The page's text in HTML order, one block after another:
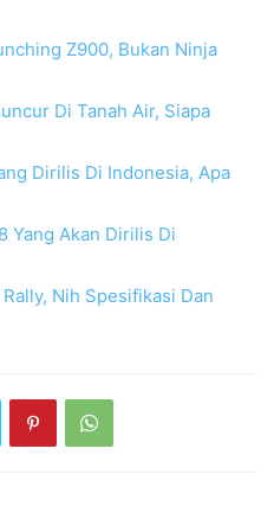
Z900, Bukan Ninja
Di Tanah Air, Siapa
Dirilis Di Indonesia, Apa
Yang Akan Dirilis Di
Nih Spesifikasi Dan